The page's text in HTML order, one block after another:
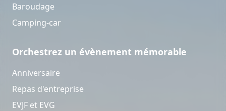
Baroudage
Camping-car
Orchestrez un évènement mémorable
Anniversaire
Repas d'entreprise
EVJF et EVG